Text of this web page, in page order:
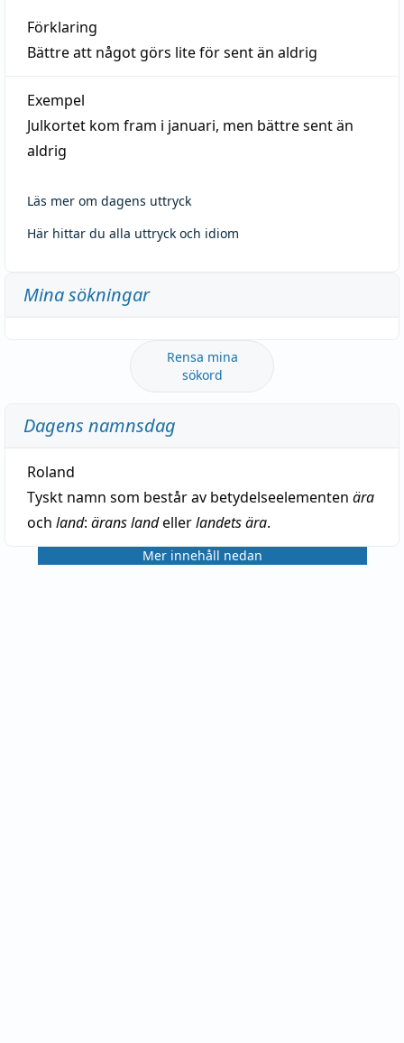
Förklaring
Bättre att något görs lite för sent än aldrig
Exempel
Julkortet kom fram i januari, men bättre sent än
aldrig
Läs mer om dagens uttryck
Här hittar du alla uttryck och idiom
Mina sökningar
Rensa mina
sökord
Dagens namnsdag
Roland
Tyskt namn som består av betydelseelementen ära
och land: ärans landellerlandets ära.
Mer innehåll nedan